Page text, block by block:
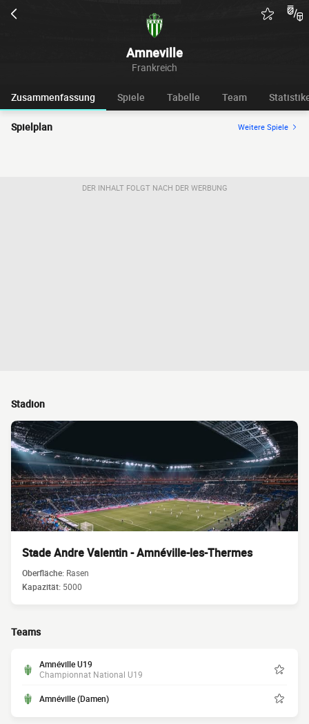
Amneville
Frankreich
Zusammenfassung Spiele Tabelle Team
Spielplan Weitere Spiele
DER INHALT FOLGT NACH DER WERBUNG
Stadion
Stade Andre Valentin - Amnéville-les-Thermes
Oberfläche: Rasen
Kapazität: 5000
Teams
Amnéville U19
Championnat National U19
Amnéville (Damen)